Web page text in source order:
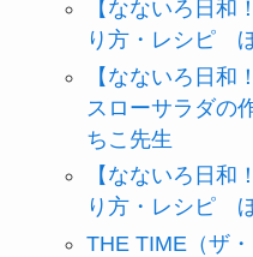
【なないろ日和
り方・レシピ
【なないろ日和
スローサラダの
ちこ先生
【なないろ日和
り方・レシピ
THE TIME（ザ